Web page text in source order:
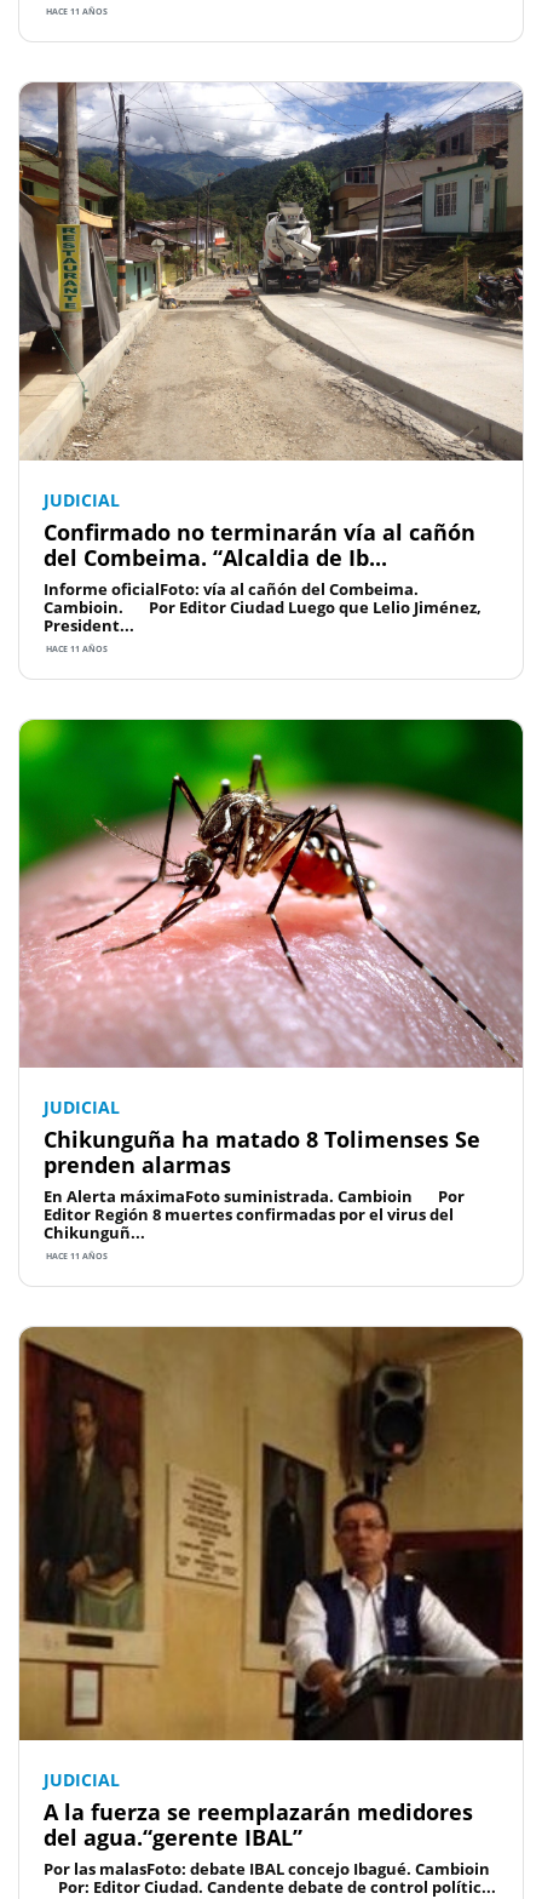
HACE 11 AÑOS
JUDICIAL
Confirmado no terminarán vía al cañón
del Combeima. “Alcaldia de Ib...
Informe oficialFoto: vía al cañón del Combeima.
Cambioin. Por Editor Ciudad Luego que Lelio Jiménez,
President...
HACE 11 AÑOS
JUDICIAL
Chikunguña ha matado 8 Tolimenses Se
prenden alarmas
En Alerta máximaFoto suministrada. Cambioin Por
Editor Región 8 muertes confirmadas por el virus del
Chikunguñ...
HACE 11 AÑOS
JUDICIAL
A la fuerza se reemplazarán medidores
del agua.“gerente IBAL”
Por las malasFoto: debate IBAL concejo Ibagué. Cambioin
Por: Editor Ciudad. Candente debate de control polític...